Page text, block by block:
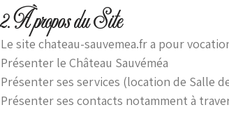
2. À propos du Site
Le site chateau-sauvemea.fr a pour
Présenter le Château Sauvéméa
Présenter ses services (location de Salle
Présenter ses contacts notamment à